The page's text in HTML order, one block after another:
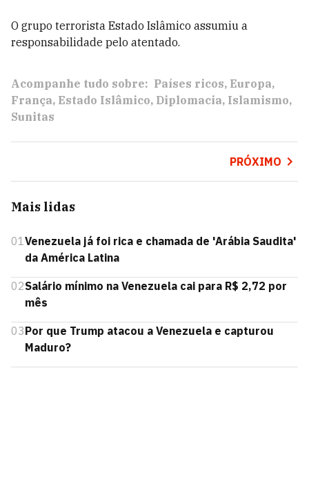
O grupo terrorista Estado Islâmico assumiu a
responsabilidade pelo atentado.
Acompanhe tudo sobre: Países ricos Europa
França Estado Islâmico Diplomacia Islamismo
Sunitas
PRÓXIMO
Mais lidas
01Venezuela já foi rica e chamada de 'Arábia Saudita'
da América Latina
02Salário mínimo na Venezuela cai para R$ 2,72 por
mês
03Por que Trump atacou a Venezuela e capturou
Maduro?